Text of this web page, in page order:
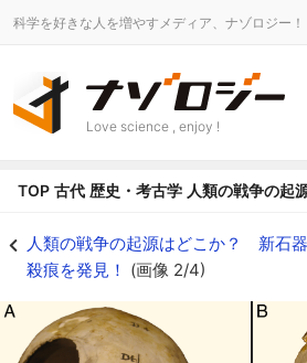
科学を好きな人を増やすメディア、ナゾロジー！
Love science , enjoy !
TOP 古代 歴史・考古学 人類の戦争の起
人類の戦争の起源はどこか？ 新石
殺痕を発見！ (画像 2/4)